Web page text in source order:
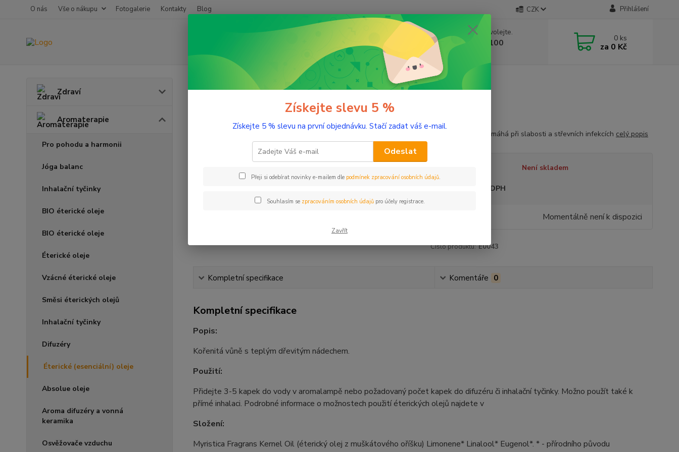
O nás Vše o nákupu Fotogalerie Kontakty Blog CZK Přihlášení
Nevíte si rady? Zavolejte.
+420 603 332 100
(Po-Pá, 10-17 hod.)
0 ks
za 0 Kč
Zdraví
Aromaterapie
Pro pohodu a harmonii
Jóga balanc
Inhalační tyčinky
BIO éterické oleje
BIO éterické oleje
Éterické oleje
Vzácné éterické oleje
Směsi éterických olejů
Inhalační tyčinky
Difuzéry
Éterické (esenciální) oleje
Absolue oleje
Aroma difuzéry a vonná
keramika
Osvěžovače vzduchu
Aromaterapie Éterické (esenciální) oleje Éterický olej Muškátový oříšek
Éterický olej Muškátový oříšek
Posiluje trávení, pomáhá při slabosti a střevních infekcích celý popis
Není skladem
Nejsme plátci DPH
Momentálně není k dispozici
Číslo produktu: E0043
Kompletní specifikace Komentáře 0
Kompletní specifikace
Popis:
Kořenitá vůně s teplým dřevitým nádechem.
Použití:
Přidejte 3-5 kapek do vody v aromalampě nebo požadovaný počet kapek do difuzéru či inhalační tyčinky. Možno použít také k
přímé inhalaci. Podrobné informace o možnostech použití éterických olejů najdete v
Složení:
Myristica Fragrans Kernel Oil (éterický olej z muškátového oříšku) Limonene* Linalool* Eugenol*. * - přírodního původu
Získejte slevu 5 %
Získejte 5 % slevu na první objednávku. Stačí zadat váš e-mail.
Odeslat
Přeji si odebírat novinky e-mailem dle podmínek zpracování osobních údajů.
Souhlasím se zpracováním osobních údajůpro účely registrace.
Zavřít